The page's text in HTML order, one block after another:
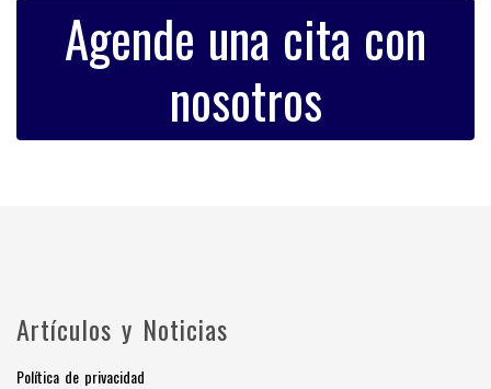
Agende una cita con
nosotros
Artículos y Noticias
Política de privacidad